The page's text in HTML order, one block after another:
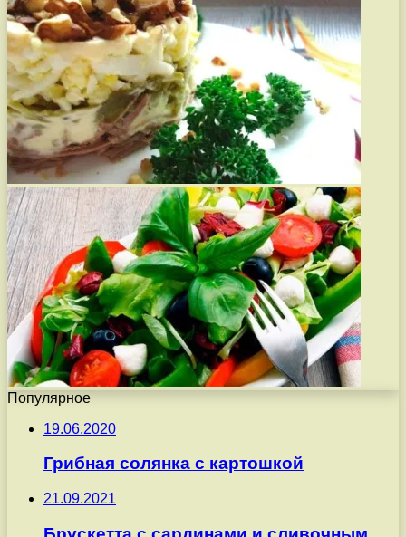
Популярное
19.06.2020
Грибная солянка с картошкой
21.09.2021